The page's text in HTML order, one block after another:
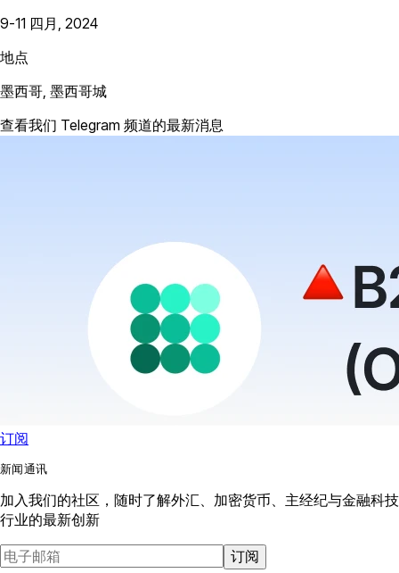
9-11 四月, 2024
地点
墨西哥, 墨西哥城
查看我们 Telegram 频道的最新消息
订阅
新闻通讯
加入我们的社区，随时了解外汇、加密货币、主经纪与金融科技
行业的最新创新
订阅